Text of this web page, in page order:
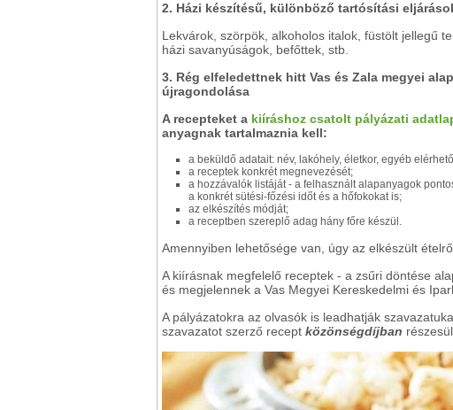
2. Házi készítésű, különböző tartósítási
Lekvárok, szörpök, alkoholos italok, füstölt jellegű
házi savanyúságok, befőttek, stb.
3. Rég elfeledettnek hitt Vas és Zala megyei
újragondolása
A recepteket a kiíráshoz csatolt pályázati
anyagnak tartalmaznia kell:
a beküldő adatait: név, lakóhely, életkor, egyéb
a receptek konkrét megnevezését;
a hozzávalók listáját - a felhasznált alapanyagok
a konkrét sütési-főzési időt és a hőfokokat is;
az elkészítés módját;
a receptben szereplő adag hány főre készül.
Amennyiben lehetősége van, úgy az elkészült
A kiírásnak megfelelő receptek - a zsűri döntése
és megjelennek a Vas Megyei Kereskedelmi és
A pályázatokra az olvasók is leadhatják
szavazatot szerző recept közönségdíjban részesül.